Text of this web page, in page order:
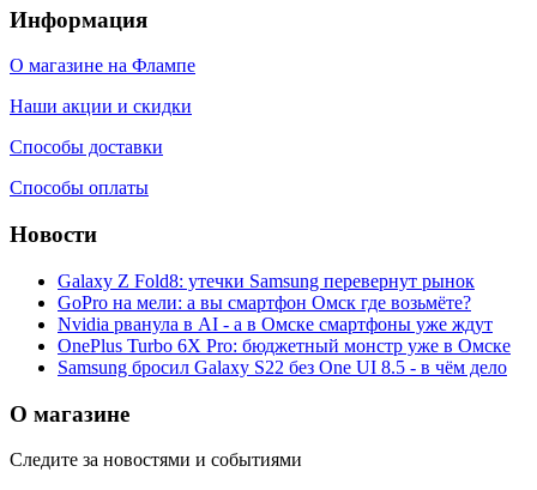
Информация
О магазине на Флампе
Наши акции и скидки
Способы доставки
Способы оплаты
Новости
Galaxy Z Fold8: утечки Samsung перевернут рынок
GoPro на мели: а вы смартфон Омск где возьмёте?
Nvidia рванула в AI - а в Омске смартфоны уже ждут
OnePlus Turbo 6X Pro: бюджетный монстр уже в Омске
Samsung бросил Galaxy S22 без One UI 8.5 - в чём дело
О магазине
Следите за новостями и событиями